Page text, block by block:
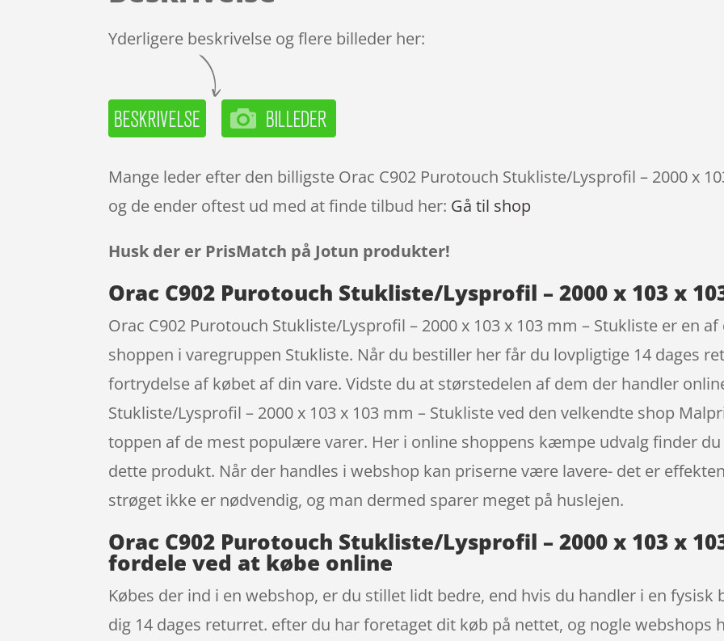
Yderligere beskrivelse og flere billeder her:
Mange leder efter den billigste Orac C902 Purotouch Stukliste/Lysprofil – 2000 x
og de ender oftest ud med at finde tilbud her: Gå til shop
Husk der er PrisMatch på Jotun produkter!
Orac C902 Purotouch Stukliste/Lysprofil – 2000 x 103 x
Orac C902 Purotouch Stukliste/Lysprofil – 2000 x 103 x 103 mm – Stukliste er en
shoppen i varegruppen Stukliste. Når du bestiller her får du lovpligtige 14 dages
fortrydelse af købet af din vare. Vidste du at størstedelen af dem der handler
Stukliste/Lysprofil – 2000 x 103 x 103 mm – Stukliste ved den velkendte shop
toppen af de mest populære varer. Her i online shoppens kæmpe udvalg finder
dette produkt. Når der handles i webshop kan priserne være lavere- det er
strøget ikke er nødvendig, og man dermed sparer meget på huslejen.
Orac C902 Purotouch Stukliste/Lysprofil – 2000 x 103 x
fordele ved at købe online
Købes der ind i en webshop, er du stillet lidt bedre, end hvis du handler i en fysisk
dig 14 dages returret. efter du har foretaget dit køb på nettet, og nogle webshops